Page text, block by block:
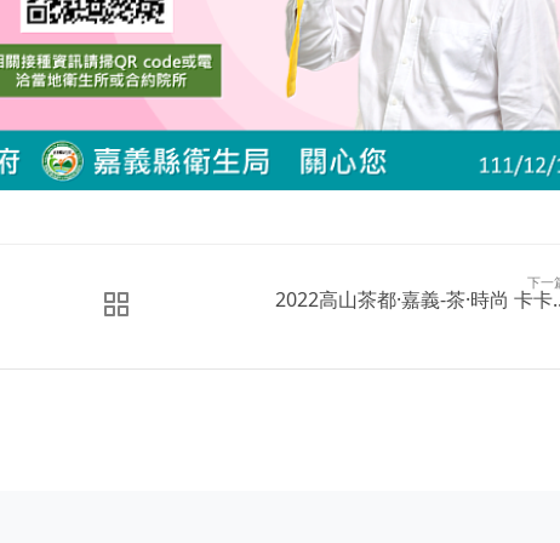
下一
2022高山茶都·嘉義-茶·時尚 卡卡